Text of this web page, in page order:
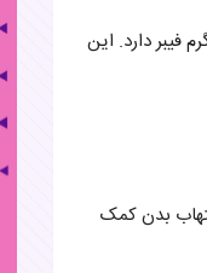
تصور عمومی یک میوه است و از غنی‌ترین منابع فیبر به شمار می‌رود. هر عدد آووکادو حدود ۹ تا ۱۰ گرم فیبر دارد. این
بدن کمک